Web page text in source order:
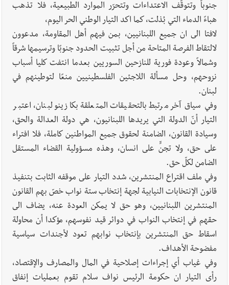
جنوباً وتتوقّف الاعتداءات وتتحرّر الموارد الطبيعية، فلا تذهب
هباءً الدماء التي بُذلت، كما اكد التيار الوطني الحر اليوم،
لافتا الى ان جميع اللبنانيين، بمن فيهم أهل المقاومة، مدعوون
لالتقاط الفرصة المتاحة من أجل تثبيت الحدود جنوبًا وترسيمها شرقاً
وشمالاً وعودة فورية للنازحين السوريين بعدما انتفت كليا أسباب
نزوحهم، وحل مسألة اللاجئين الفلسطينيين منعًا لتوطينهم في
لبنان.
وفي سياق آخر مرتبط بالتحقيقات المتعلقة بكازينو لبنان، اعتبر
التيار أنّ الدولة التي يريدها اللبنانيون، هي دولة العدالة والحق،
وسيادة القانون، الضامنة لحقوق جميع المواطنين كاملة، فلا افتراء
على حق، ولا تجنٍّ على انسان، وهذه مسؤولية القضاء المستقل
الضامن لكلّ حق.
وفي ملف اقتراع المنتشرين، شدد التيار على موقفه الثابت بتنفيذ
قانون الإنتخابات النيابية لجهة إنتخاب ستة نواب خصّ بهم القانون
المنتشرين اللبنانيين، وهو حق لا يمكن العودة عنه، يضاف الى
حقهم في إنتخاب النواب في دوائر قيد نفوسهم، مؤكدا أن محاولة
اسقاط حق المنتشرين بإنتخاب نوابهم تعود لأجندات سياسية
مفضوحة الأهداف.
وفي غياب أي إجراءات إصلاحية في المال والمصارف والإقتصاد،
رأى التيار ان حكومة الرئيس نواف سلام تقوم بعمليات إنفاق